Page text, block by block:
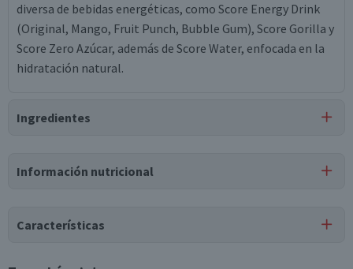
diversa de bebidas energéticas, como Score Energy Drink
(Original, Mango, Fruit Punch, Bubble Gum), Score Gorilla y
Score Zero Azúcar, además de Score Water, enfocada en la
hidratación natural.
Ingredientes
iv proceso al sulfito amónico, sucralosa, acesulfame k,
Información nutricional
Tabla nutricional
medios
Características
Tipo de Producto